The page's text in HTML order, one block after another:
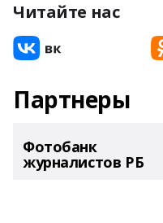
Читайте нас
Партнеры
Фотобанк
журналистов РБ